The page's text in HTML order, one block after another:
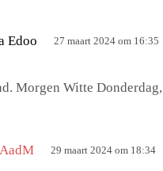
Edoo
r
27 maart 2024 om 16:35
Morgen Witte
AadM 29 maart 2024 om 18:34